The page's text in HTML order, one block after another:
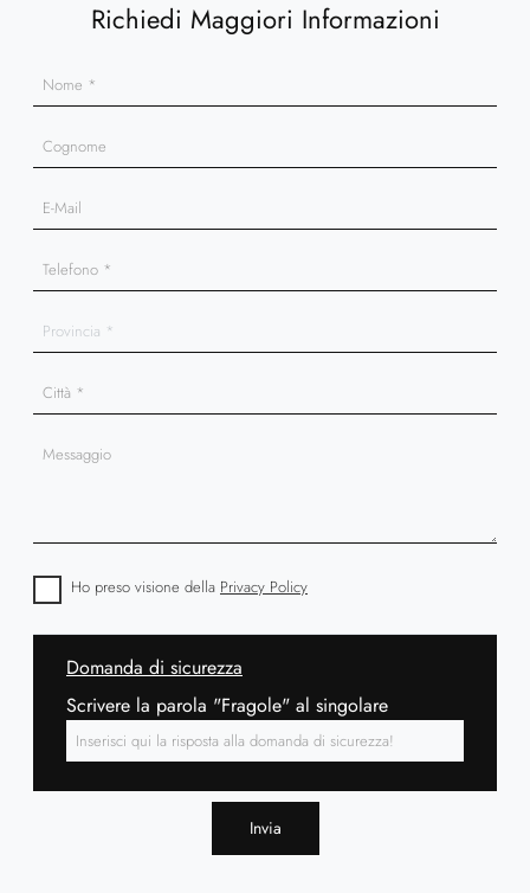
Richiedi Maggiori Informazioni
Ho preso visione della Privacy Policy
Domanda di sicurezza
Scrivere la parola "Fragole" al singolare
Invia